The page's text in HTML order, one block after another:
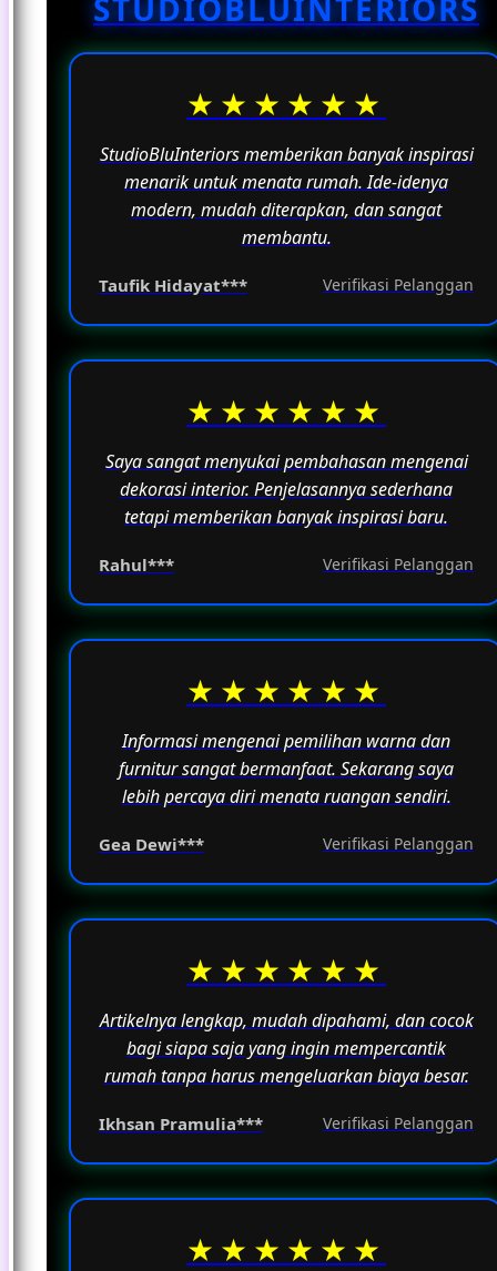
fungsinya sebagai ruang untuk beraktivitas
sehari-hari.
★★★★★★
StudioBluInteriors memberikan banyak inspirasi
menarik untuk menata rumah. Ide-idenya
modern, mudah diterapkan, dan sangat
membantu.
Taufik Hidayat*** Verifikasi Pelanggan
★★★★★★
Saya sangat menyukai pembahasan mengenai
dekorasi interior. Penjelasannya sederhana
tetapi memberikan banyak inspirasi baru.
Rahul*** Verifikasi Pelanggan
★★★★★★
Informasi mengenai pemilihan warna dan
furnitur sangat bermanfaat. Sekarang saya
lebih percaya diri menata ruangan sendiri.
Gea Dewi*** Verifikasi Pelanggan
★★★★★★
Artikelnya lengkap, mudah dipahami, dan cocok
bagi siapa saja yang ingin mempercantik
rumah tanpa harus mengeluarkan biaya besar.
Ikhsan Pramulia*** Verifikasi Pelanggan
★★★★★★